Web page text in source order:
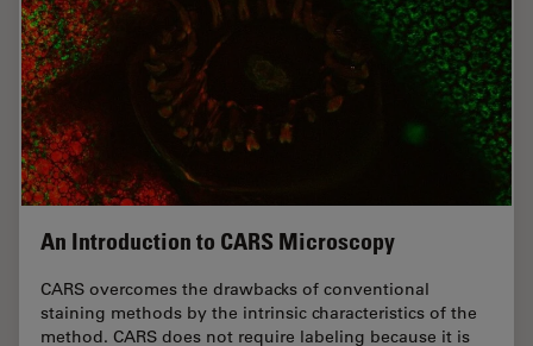
An Introduction to CARS Microscopy
CARS overcomes the drawbacks of conventional
staining methods by the intrinsic characteristics of the
method. CARS does not require labeling because it is